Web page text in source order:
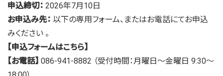
申込締切： 2026年7月10日
お申込み先： 以下の専用フォーム、またはお電話にてお申込
みください 。
【申込フォームはこちら】
【お電話】 086-941-8882 （受付時間：月曜日〜金曜日 9:30〜